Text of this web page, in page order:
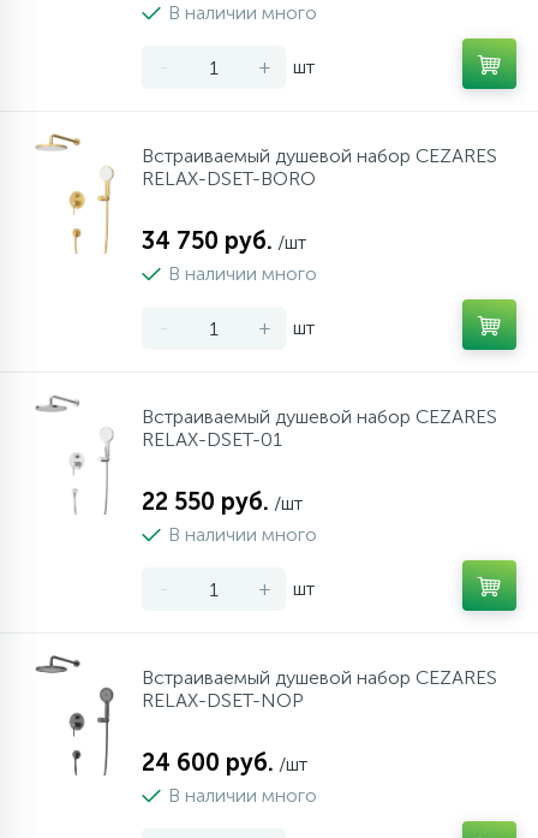
В наличии много
- + шт
Встраиваемый душевой набор CEZARES
RELAX-DSET-BORO
34 750 руб. /шт
В наличии много
- + шт
Встраиваемый душевой набор CEZARES
RELAX-DSET-01
22 550 руб. /шт
В наличии много
- + шт
Встраиваемый душевой набор CEZARES
RELAX-DSET-NOP
24 600 руб. /шт
В наличии много